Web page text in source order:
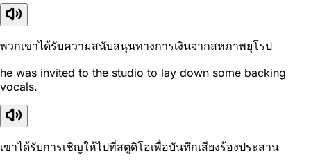
พวกเขาได้รับความสนับสนุนทางการเงินจากสหภาพยุโรป
he was invited to the studio to lay down some backing
vocals.
เขาได้รับการเชิญให้ไปที่สตูดิโอเพื่อบันทึกเสียงร้องประสาน